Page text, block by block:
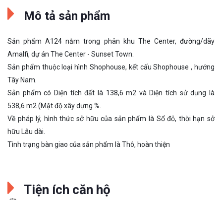
Mô tả sản phẩm
Sản phẩm A124 nằm trong phân khu The Center, đường/dãy
Amalfi, dự án The Center - Sunset Town.
Sản phẩm thuộc loại hình Shophouse, kết cấu Shophouse , hướng
Tây Nam.
Sản phẩm có Diện tích đất là 138,6 m2 và Diện tích sử dụng là
538,6 m2 (Mật độ xây dựng %.
Về pháp lý, hình thức sở hữu của sản phẩm là Sổ đỏ, thời hạn sở
hữu Lâu dài.
Tình trạng bàn giao của sản phẩm là Thô, hoàn thiện
Tiện ích căn hộ